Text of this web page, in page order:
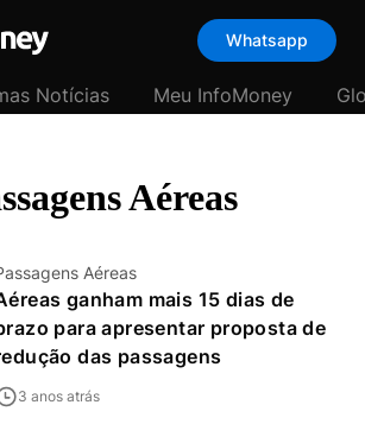
Whatsapp
Notícias Meu InfoMoney
Aéreas
Aéreas
ganham mais 15 dias de
para apresentar proposta de
das passagens
3 anos atrás